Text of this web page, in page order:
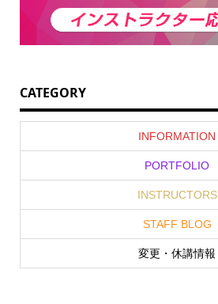
CATEGORY
INFORMATION
PORTFOLIO
INSTRUCTORS
STAFF BLOG
変更・休講情報